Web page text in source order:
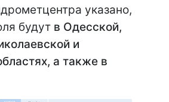
указано,
будут в Одесской,
и
а также в